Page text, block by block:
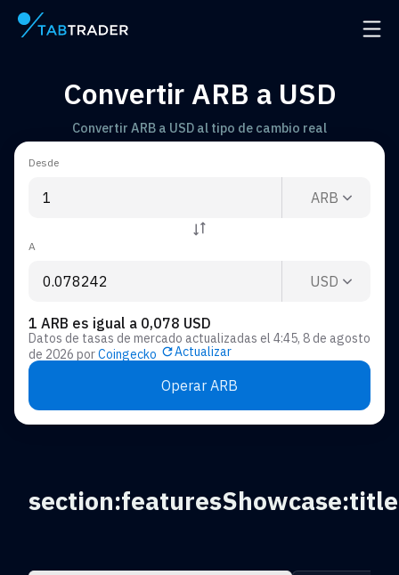
Página principal Abrir
Convertir ARB a USD
Convertir ARB a USD al tipo de cambio real
Desde
ARB
A
USD
1 ARB es igual a 0,078 USD
Datos de tasas de mercado actualizadas el 4:45, 8 de agosto
de 2026 porCoingecko Actualizar
Operar ARB
section:featuresShowcase:title